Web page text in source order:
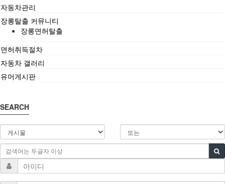
자동차관리
장롱탈출 커뮤니티
장롱면허탈출
면허취득절차
자동차 갤러리
유머게시판
SEARCH